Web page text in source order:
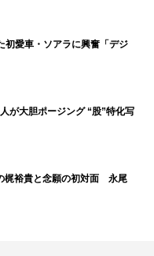
初愛車・ソアラに興奮「デジ
が大胆ポージング “股”特化写
梶裕貴と念願の初対面 永尾